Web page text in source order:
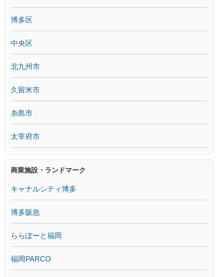
博多区
中央区
北九州市
久留米市
糸島市
太宰府市
商業施設・ランドマーク
キャナルシティ博多
博多阪急
ららぽーと福岡
福岡PARCO